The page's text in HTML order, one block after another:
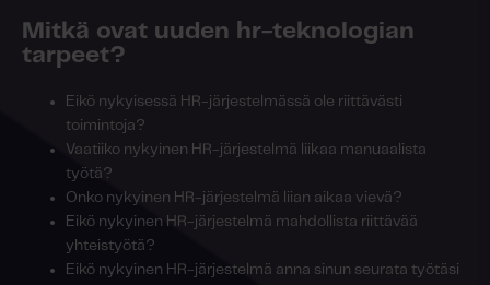
Mitkä ovat uuden hr-teknologian
tarpeet?
Eikö nykyisessä HR-järjestelmässä ole riittävästi
toimintoja?
Vaatiiko nykyinen HR-järjestelmä liikaa manuaalista
työtä?
Onko nykyinen HR-järjestelmä liian aikaa vievä?
Eikö nykyinen HR-järjestelmä mahdollista riittävää
yhteistyötä?
Eikö nykyinen HR-järjestelmä anna sinun seurata työtäsi